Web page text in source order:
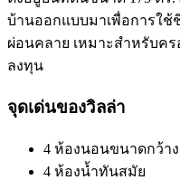
บ้านออกแบบมาเพื่อการใช้
ผ่อนคลาย เหมาะสำหรับค
ลงทุน
จุดเด่นของวิลล่า
4 ห้องนอนขนาดกว้าง
4 ห้องน้ำทันสมัย